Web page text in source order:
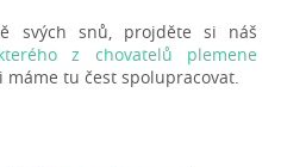
svých snů, projděte si náš
z chovatelů plemene
máme tu čest spolupracovat.